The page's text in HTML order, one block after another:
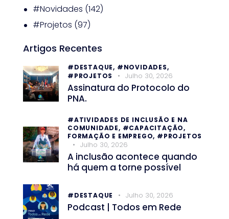
#Novidades (142)
#Projetos (97)
Artigos Recentes
#DESTAQUE, #NOVIDADES,
#PROJETOS
Julho 30, 2026
Assinatura do Protocolo do
PNA.
#ATIVIDADES DE INCLUSÃO E NA
COMUNIDADE, #CAPACITAÇÃO,
FORMAÇÃO E EMPREGO, #PROJETOS
Julho 30, 2026
A inclusão acontece quando
há quem a torne possível
#DESTAQUE Julho 30, 2026
Podcast | Todos em Rede